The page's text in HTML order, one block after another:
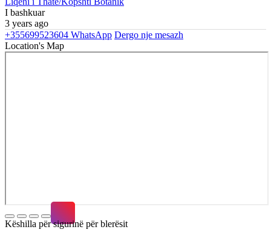
I bashkuar
3 years ago
+355699523604 WhatsApp Dergo nje mesazh
Location's Map
Këshilla për sigurinë për blerësit